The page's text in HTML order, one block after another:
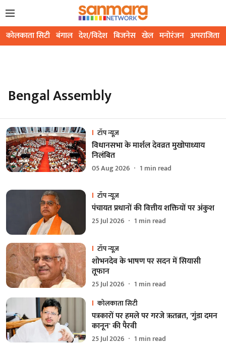
कोलकाता सिटी बंगाल देश/विदेश बिजनेस खेल मनोरंजन अपराजिता
Bengal Assembly
टॉप न्यूज़
विधानसभा के मार्शल देवव्रत मुखोपाध्याय
निलंबित
05 Aug 2026 1 min read
टॉप न्यूज़
पंचायत प्रधानों की वित्तीय शक्तियों पर अंकुश
25 Jul 2026 1 min read
टॉप न्यूज़
शोभनदेव के भाषण पर सदन में सियासी
तूफान
25 Jul 2026 1 min read
कोलकाता सिटी
पत्रकारों पर हमले पर गरजे ऋतब्रत, 'गुंडा दमन
कानून' की पैरवी
25 Jul 2026 1 min read